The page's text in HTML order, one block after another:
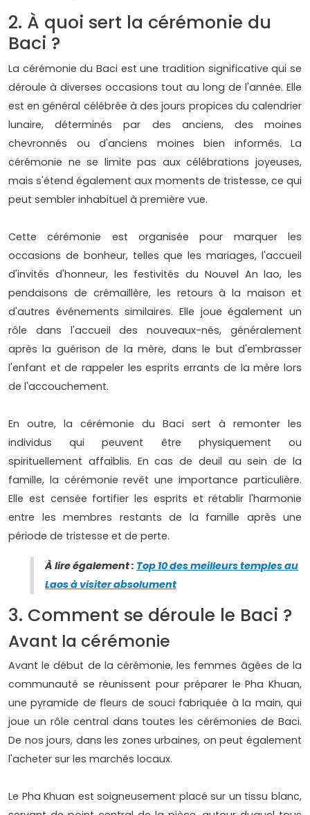
2. À quoi sert la cérémonie du
Baci ?
La cérémonie du Baci est une tradition significative qui se
déroule à diverses occasions tout au long de l'année. Elle
est en général célébrée à des jours propices du calendrier
lunaire, déterminés par des anciens, des moines
chevronnés ou d'anciens moines bien informés. La
cérémonie ne se limite pas aux célébrations joyeuses,
mais s'étend également aux moments de tristesse, ce qui
peut sembler inhabituel à première vue.
Cette cérémonie est organisée pour marquer les
occasions de bonheur, telles que les mariages, l'accueil
d'invités d'honneur, les festivités du Nouvel An lao, les
pendaisons de crémaillère, les retours à la maison et
d'autres événements similaires. Elle joue également un
rôle dans l'accueil des nouveaux-nés, généralement
après la guérison de la mère, dans le but d'embrasser
l'enfant et de rappeler les esprits errants de la mère lors
de l'accouchement.
En outre, la cérémonie du Baci sert à remonter les
individus qui peuvent être physiquement ou
spirituellement affaiblis. En cas de deuil au sein de la
famille, la cérémonie revêt une importance particulière.
Elle est censée fortifier les esprits et rétablir l'harmonie
entre les membres restants de la famille après une
période de tristesse et de perte.
À lire également : Top 10 des meilleurs temples au
Laos à visiter absolument
3. Comment se déroule le Baci ?
Avant la cérémonie
Avant le début de la cérémonie, les femmes âgées de la
communauté se réunissent pour préparer le Pha Khuan,
une pyramide de fleurs de souci fabriquée à la main, qui
joue un rôle central dans toutes les cérémonies de Baci.
De nos jours, dans les zones urbaines, on peut également
l'acheter sur les marchés locaux.
Le Pha Khuan est soigneusement placé sur un tissu blanc,